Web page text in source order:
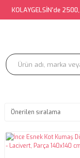
KOLAYGELSİN'de